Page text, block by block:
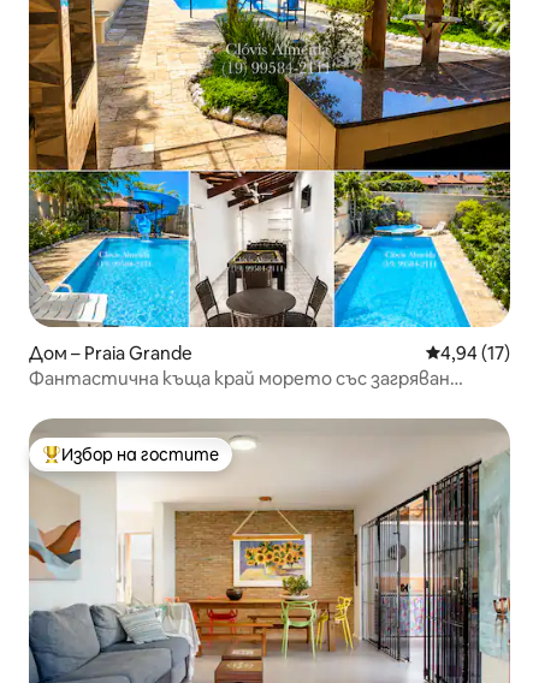
Дом – Praia Grande Средна
4,94 (17)
Фантастична къща край морето със загряван
Най-популярен избор на гостите
Избор на гостите